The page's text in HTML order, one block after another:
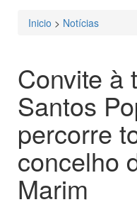
Está aqui
Inicio > Notícias
Convite à
Santos
percorre
concelho
Marim